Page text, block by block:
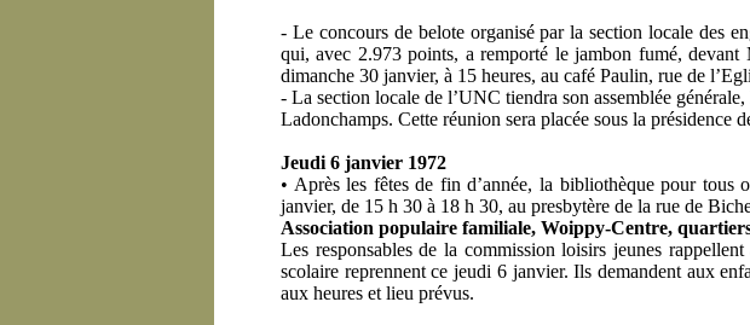
- Le concours de belote organisé par la section locale des
qui, avec 2.973 points, a remporté le jambon fumé,
dimanche 30 janvier, à 15 heures, au café Paulin, rue de
- La section locale de l’UNC tiendra son assemblée
Ladonchamps. Cette réunion sera placée sous la présidence
Jeudi 6 janvier 1972
• Après les fêtes de fin d’année, la bibliothèque pour tous
janvier, de 15 h 30 à 18 h 30, au presbytère de la rue de
Association populaire familiale, Woippy-Centre,
Les responsables de la commission loisirs jeunes
scolaire reprennent ce jeudi 6 janvier. Ils demandent aux
aux heures et lieu prévus.